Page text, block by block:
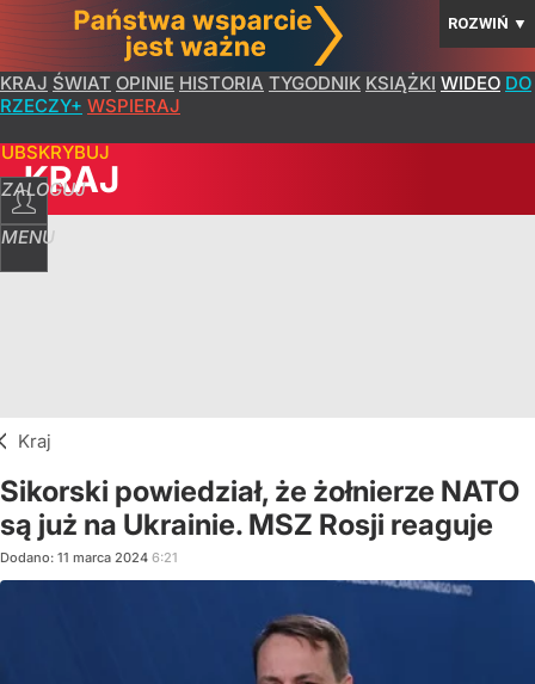
ROZWIŃ ▼
KRAJ ŚWIAT OPINIE HISTORIA TYGODNIK KSIĄŻKI WIDEO DO
RZECZY+ WSPIERAJ
ZALOGUJ
MENU
KRAJ
Kraj
Sikorski powiedział, że żołnierze NATO
są już na Ukrainie. MSZ Rosji reaguje
Dodano: 11 marca 2024 6:21